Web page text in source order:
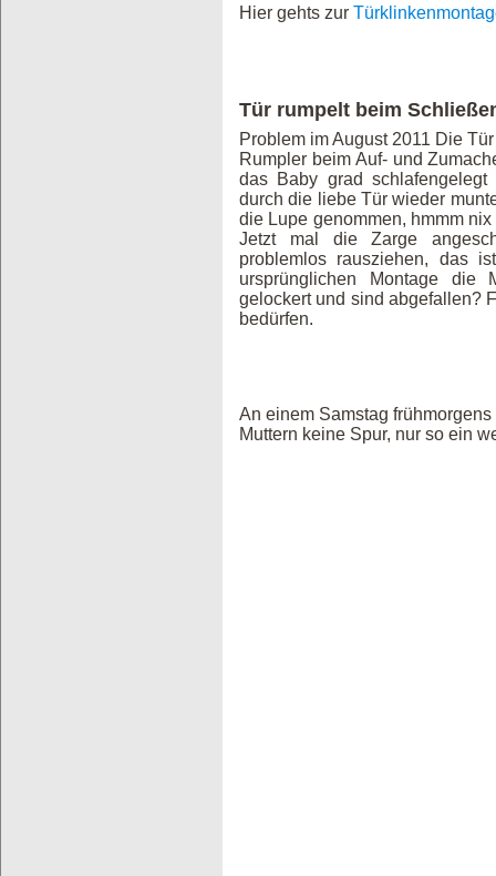
Hier gehts zur
Tür rumpelt beim
Problem im August 2011 Die
Rumpler beim Auf- und
das Baby grad
durch die liebe Tür wieder
die Lupe genommen, hmmm
Jetzt mal die Zarge
problemlos rausziehen, das
ursprünglichen Montage die
gelockert und sind abgefallen?
bedürfen.
An einem Samstag
Muttern keine Spur, nur so ein